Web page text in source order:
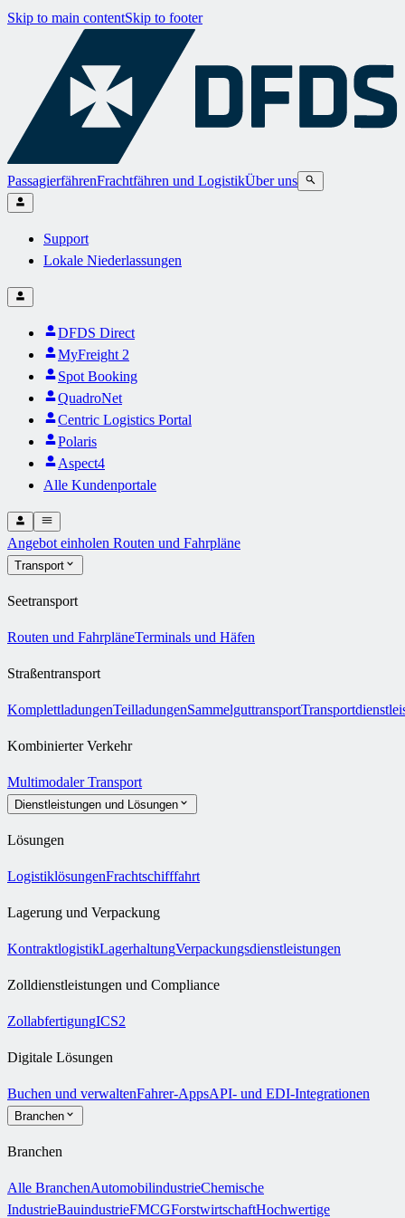
Skip to main contentSkip to footer
PassagierfährenFrachtfähren und LogistikÜber uns
Support
Lokale Niederlassungen
DFDS Direct
MyFreight 2
Spot Booking
QuadroNet
Centric Logistics Portal
Polaris
Aspect4
Alle Kundenportale
Angebot einholen Routen und Fahrpläne
Transport
Seetransport
Routen und FahrpläneTerminals und Häfen
Straßentransport
KomplettladungenTeilladungenSammelguttransport
Kombinierter Verkehr
Multimodaler Transport
Dienstleistungen und Lösungen
Lösungen
LogistiklösungenFrachtschifffahrt
Lagerung und Verpackung
KontraktlogistikLagerhaltungVerpackungsdienstleistungen
Zolldienstleistungen und Compliance
ZollabfertigungICS2
Digitale Lösungen
Buchen und verwaltenFahrer-AppsAPI- und EDI-Integrationen
Branchen
Branchen
Alle BranchenAutomobilindustrieChemische
IndustrieBauindustrieFMCGForstwirtschaftHochwertige